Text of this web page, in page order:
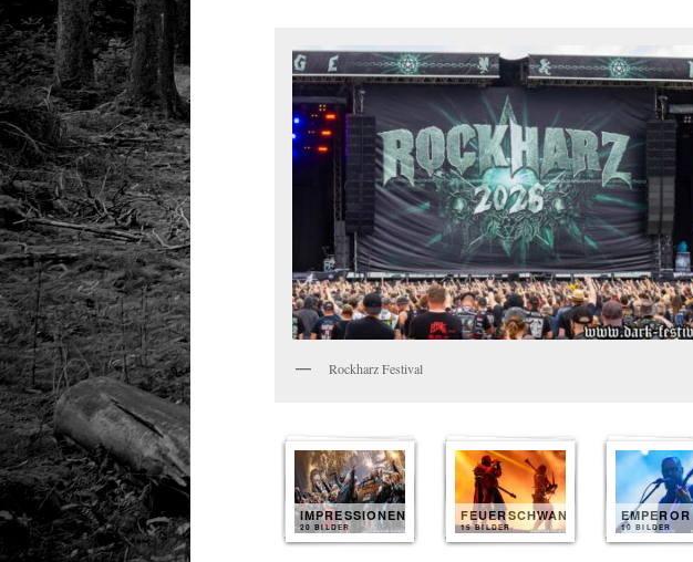
Rockharz Festival
IMPRESSIONEN
20 BILDER
FEUERSCHWANZ
15 BILDER
EMPEROR
10 BILDER